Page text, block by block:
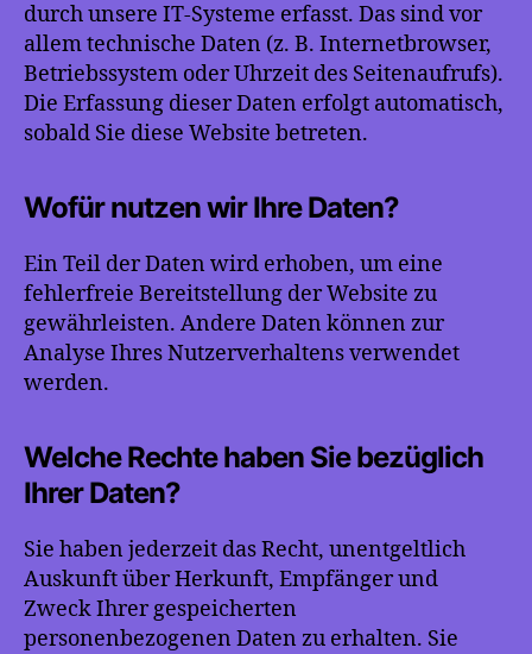
durch unsere IT-Systeme erfasst. Das sind vor
allem technische Daten (z. B. Internetbrowser,
Betriebssystem oder Uhrzeit des Seitenaufrufs).
Die Erfassung dieser Daten erfolgt automatisch,
sobald Sie diese Website betreten.
Wofür nutzen wir Ihre Daten?
Ein Teil der Daten wird erhoben, um eine
fehlerfreie Bereitstellung der Website zu
gewährleisten. Andere Daten können zur
Analyse Ihres Nutzerverhaltens verwendet
werden.
Welche Rechte haben Sie bezüglich
Ihrer Daten?
Sie haben jederzeit das Recht, unentgeltlich
Auskunft über Herkunft, Empfänger und
Zweck Ihrer gespeicherten
personenbezogenen Daten zu erhalten. Sie